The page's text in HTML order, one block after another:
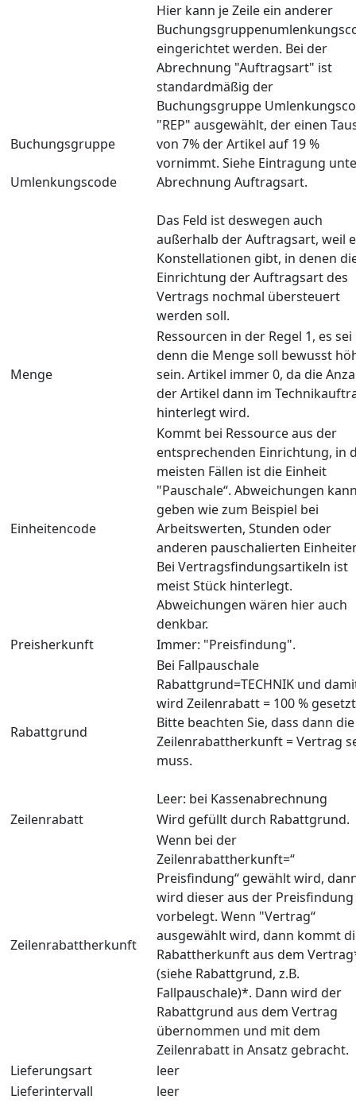
Buchungsgruppe
Umlenkungscode
Hier kann je Zeile ein anderer
eingerichtet werden. Bei der
Abrechnung "Auftragsart" ist
standardmäßig der
Buchungsgruppe
"REP" ausgewählt, der einen
von 7% der Artikel auf 19 %
vornimmt. Siehe Eintragung
Abrechnung Auftragsart.
Das Feld ist deswegen auch
außerhalb der Auftragsart, weil
Konstellationen gibt, in denen
Einrichtung der Auftragsart des
Vertrags nochmal übersteuert
werden soll.
Menge
Ressourcen in der Regel 1, es sei
denn die Menge soll bewusst
sein. Artikel immer 0, da die
der Artikel dann im
hinterlegt wird.
Einheitencode
Kommt bei Ressource aus der
entsprechenden Einrichtung, in
meisten Fällen ist die Einheit
"Pauschale“. Abweichungen
geben wie zum Beispiel bei
Arbeitswerten, Stunden oder
anderen pauschalierten
Bei Vertragsfindungsartikeln ist
meist Stück hinterlegt.
Abweichungen wären hier auch
denkbar.
Preisherkunft
Immer: "Preisfindung".
Rabattgrund
Bei Fallpauschale
Rabattgrund=TECHNIK und
wird Zeilenrabatt = 100 %
Bitte beachten Sie, dass dann die
Zeilenrabattherkunft = Vertrag
muss.
Leer: bei Kassenabrechnung
Zeilenrabatt
Wird gefüllt durch Rabattgrund.
Zeilenrabattherkunft
Wenn bei der
Zeilenrabattherkunft=“
Preisfindung“ gewählt wird,
wird dieser aus der Preisfindung
vorbelegt. Wenn "Vertrag“
ausgewählt wird, dann kommt
Rabattherkunft aus dem
(siehe Rabattgrund, z.B.
Fallpauschale)*. Dann wird der
Rabattgrund aus dem Vertrag
übernommen und mit dem
Zeilenrabatt in Ansatz gebracht.
Lieferungsart
leer
Lieferintervall
leer